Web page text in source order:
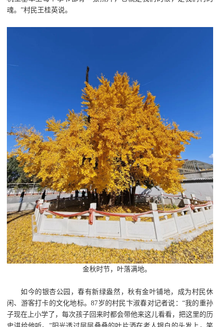
魂。”村民王桂英说。
金秋时节，叶落满地。
如今的银杏公园，春有新绿盎然，秋有金叶铺地，成为村民休
闲、游客打卡的文化地标。87岁的村民卞淑春对记者说：“我的重孙
子现在上小学了，每次孩子回来时都会带他来这儿看看，把这里的历